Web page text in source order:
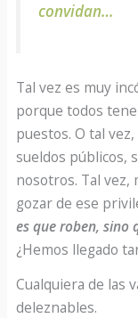
convidan…
Tal vez es muy
porque todos
puestos. O tal
sueldos públicos,
nosotros. Tal vez,
gozar de ese
es que roben, sino
¿Hemos llegado
Cualquiera de las
deleznables.